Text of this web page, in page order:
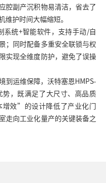
腔副产沉积物易清洁，省去了
护时间大幅缩短。
系统+智能软件，支持手动/自
；同时配备多重安全联锁与权
实现全维度防护，避免了误操
到运维保障，沃特塞恩HMPS-
势，既满足了大尺寸、高品质
效”的设计降低了产业化门
走向工业化量产的关键装备之